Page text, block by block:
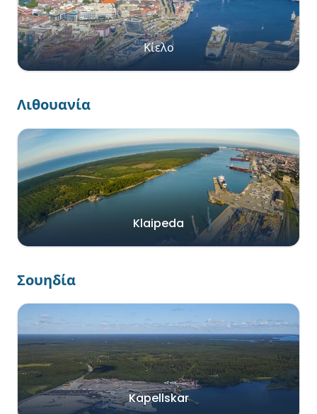
Κίελο
Λιθουανία
Klaipeda
Σουηδία
Kapellskar